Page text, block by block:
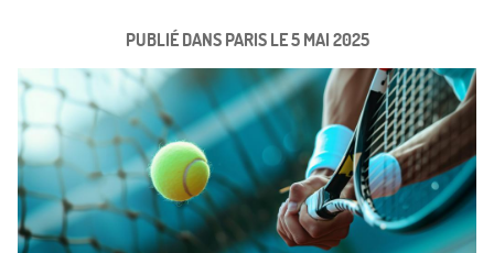
PUBLIÉ DANSPARISLE5 MAI 2025